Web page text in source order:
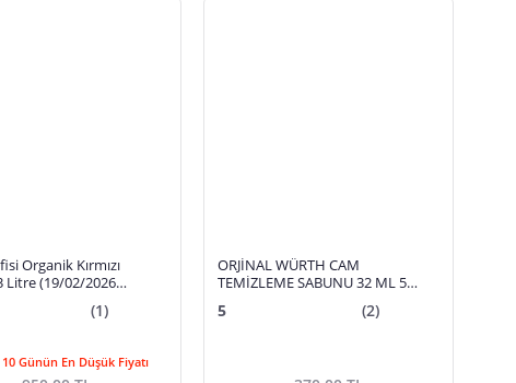
Organik Kırmızı
Litre (19/02/2026
(1)
Günün En Düşük Fiyatı
ORJİNAL WÜRTH CAM
TEMİZLEME SABUNU 32 ML 5
5 (2)